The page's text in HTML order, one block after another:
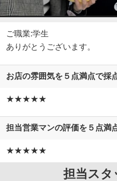
ご職業:学生
ありがとうございます。
お店の雰囲気を５点満点で採
★★★★★
担当営業マンの評価を５点満
★★★★★
担当スタ